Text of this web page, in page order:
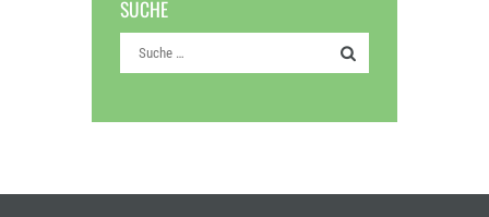
SUCHE